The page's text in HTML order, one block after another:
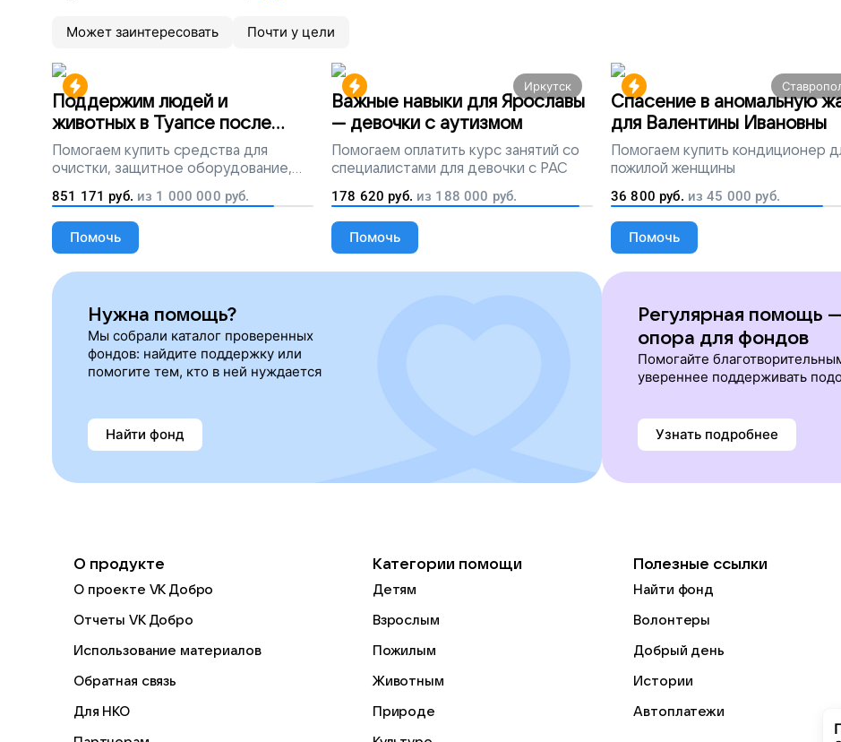
Может заинтересовать Почти у цели
Поддержим людей и
животных в Туапсе после
разлива мазута
Помогаем купить средства для
очистки, защитное оборудование,
лекарства, корм и предметы первой
необходимости
851 171 руб. из 1 000 000 руб.
Помочь
Иркутск
Важные навыки для Ярославы
— девочки с аутизмом
Помогаем оплатить курс занятий со
специалистами для девочки с РАС
178 620 руб. из 188 000 руб.
Помочь
Спасение в аномальную
для Валентины Ивановны
Помогаем купить кондиционер
пожилой женщины
36 800 руб. из45 000 руб.
Помочь
Нужна помощь?
Мы собрали каталог проверенных
фондов: найдите поддержку или
помогите тем, кто в ней нуждается
Найти фонд
Регулярная помощь
опора для фондов
Помогайте
увереннее поддерживать
Узнать подробнее
О продукте
О проекте VK Добро
Отчеты VK Добро
Использование материалов
Обратная связь
Для НКО
Категории помощи
Детям
Взрослым
Пожилым
Животным
Природе
Полезные ссылки
Найти фонд
Волонтеры
Добрый день
Истории
Автоплатежи